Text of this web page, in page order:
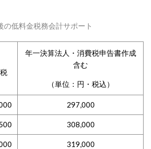
料金税務会計サポート
年一決算法人・消費税申告書作成
含む
（単位：円・税込）
297,000
308,000
319,000